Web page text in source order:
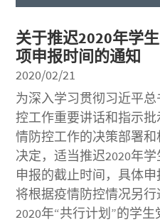
关于推迟2020年学
项申报时间的通知
2020/02/21
为深入学习贯彻习近平
控工作重要讲话和指示
情防控工作的决策部署
决定，适当推迟2020年
申报的截止时间，具体申
将根据疫情防控情况另
2020年“共行计划”的学